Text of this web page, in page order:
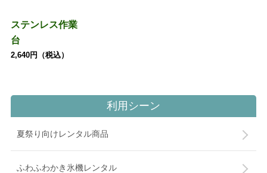
ステンレス作業
台
2,640円（税込）
利用シーン
夏祭り向けレンタル商品
ふわふわかき氷機レンタル